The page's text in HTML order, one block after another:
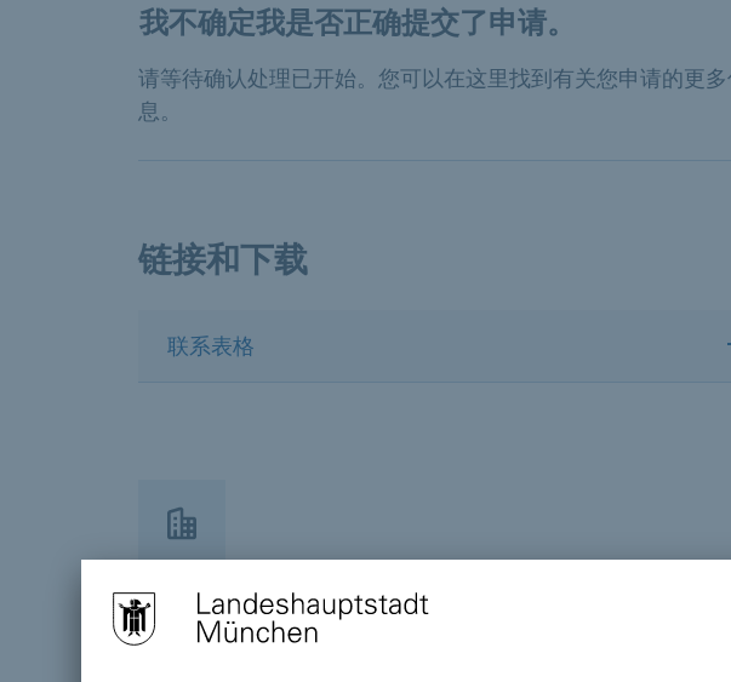
我不确定我是否正确提交了申请。
请等待确认处理已开始。您可以在这里找到有关您申请的更
息。
链接和下载
联系表格
联系我们